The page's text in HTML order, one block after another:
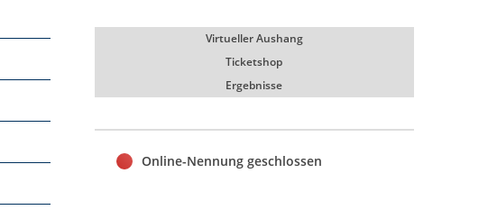
Virtueller Aushang
Ticketshop
Ergebnisse
Online-Nennung geschlossen